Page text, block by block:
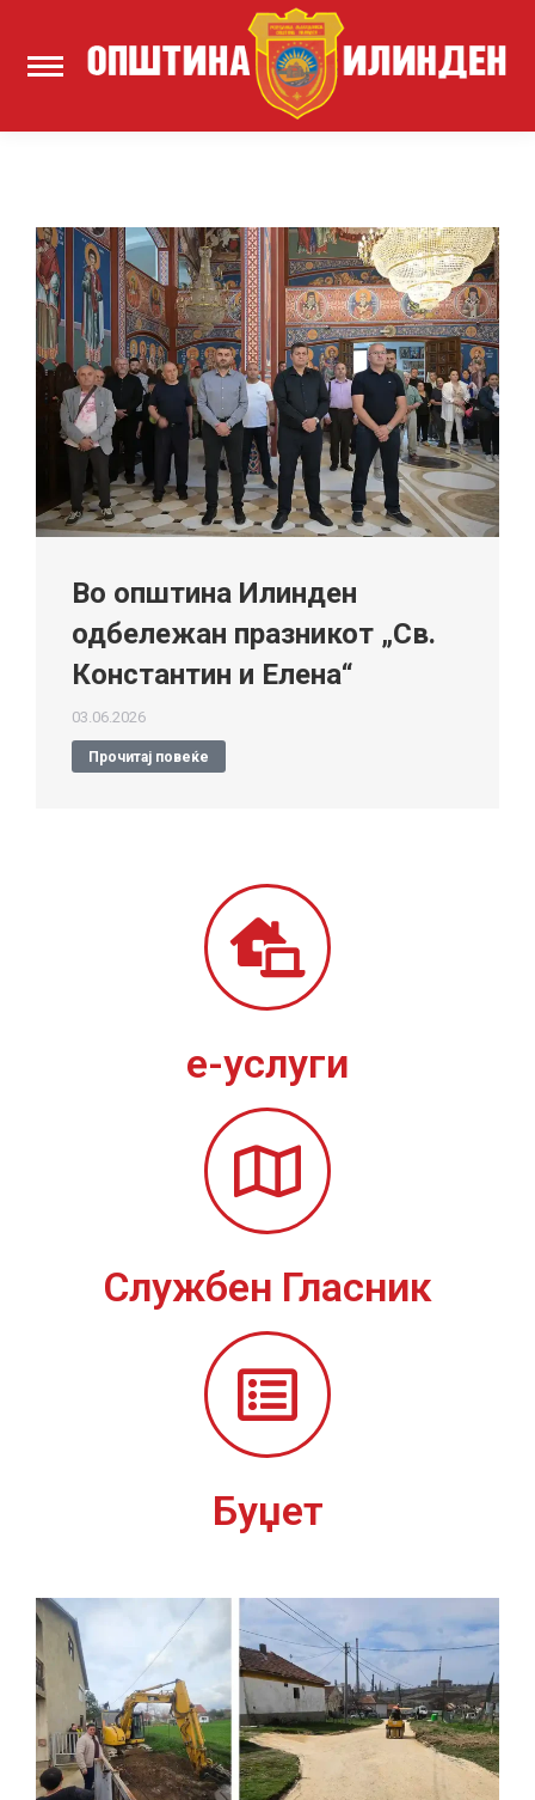
Во општина Илинден
одбележан празникот „Св.
Константин и Елена“
03.06.2026
Прочитај повеќе
е-услуги
Службен Гласник
Буџет